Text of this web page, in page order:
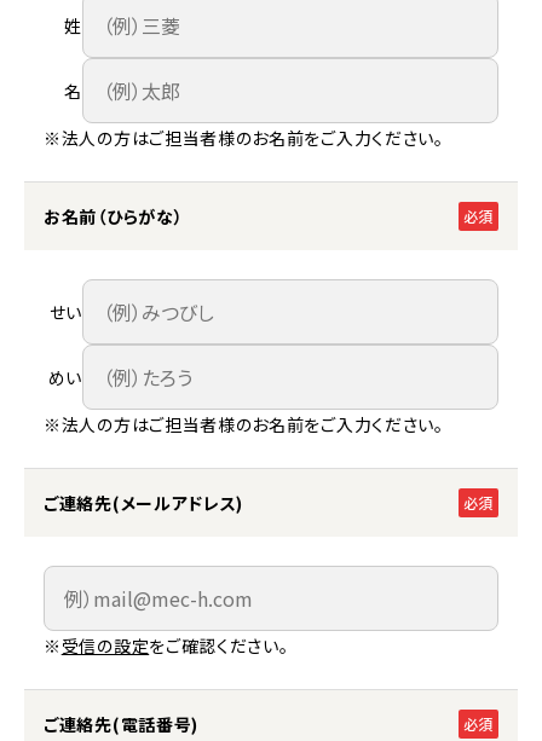
姓
名
※法人の方はご担当者様のお名前をご入力ください。
お名前（ひらがな） 必須
せい
めい
※法人の方はご担当者様のお名前をご入力ください。
ご連絡先(メールアドレス) 必須
※ 受信の設定をご確認ください。
ご連絡先(電話番号) 必須